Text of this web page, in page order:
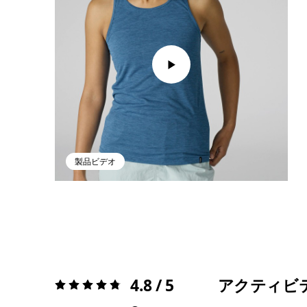
製品ビデオ
評価:4.8 / 5 4.8 / 5 アクティビ